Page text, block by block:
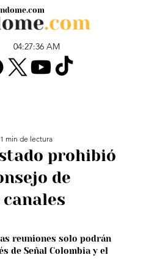
04:27:36 AM
prohibió
de
1 min de lectura
reuniones solo podrán
de Señal Colombia y el